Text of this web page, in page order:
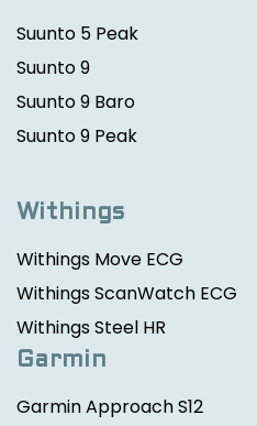
Suunto 5 Peak
Suunto 9
Suunto 9 Baro
Suunto 9 Peak
Withings
Withings Move ECG
Withings ScanWatch ECG
Withings Steel HR
Garmin
Garmin Approach S12